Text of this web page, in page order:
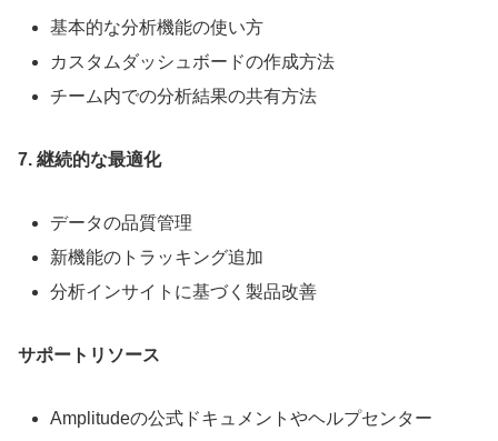
基本的な分析機能の使い方
カスタムダッシュボードの作成方法
チーム内での分析結果の共有方法
7. 継続的な最適化
データの品質管理
新機能のトラッキング追加
分析インサイトに基づく製品改善
サポートリソース
Amplitudeの公式ドキュメントやヘルプセンター